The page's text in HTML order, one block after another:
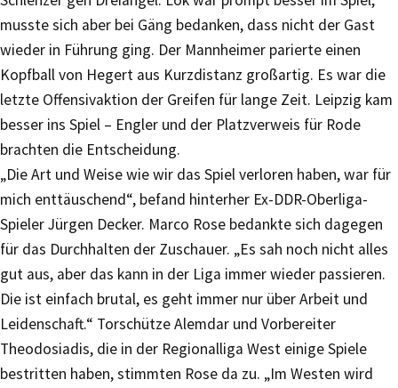
musste sich aber bei Gäng bedanken, dass nicht der Gast
wieder in Führung ging. Der Mannheimer parierte einen
Kopfball von Hegert aus Kurzdistanz großartig. Es war die
letzte Offensivaktion der Greifen für lange Zeit. Leipzig kam
besser ins Spiel – Engler und der Platzverweis für Rode
brachten die Entscheidung.
„Die Art und Weise wie wir das Spiel verloren haben, war für
mich enttäuschend“, befand hinterher Ex-DDR-Oberliga-
Spieler Jürgen Decker. Marco Rose bedankte sich dagegen
für das Durchhalten der Zuschauer. „Es sah noch nicht alles
gut aus, aber das kann in der Liga immer wieder passieren.
Die ist einfach brutal, es geht immer nur über Arbeit und
Leidenschaft.“ Torschütze Alemdar und Vorbereiter
Theodosiadis, die in der Regionalliga West einige Spiele
bestritten haben, stimmten Rose da zu. „Im Westen wird